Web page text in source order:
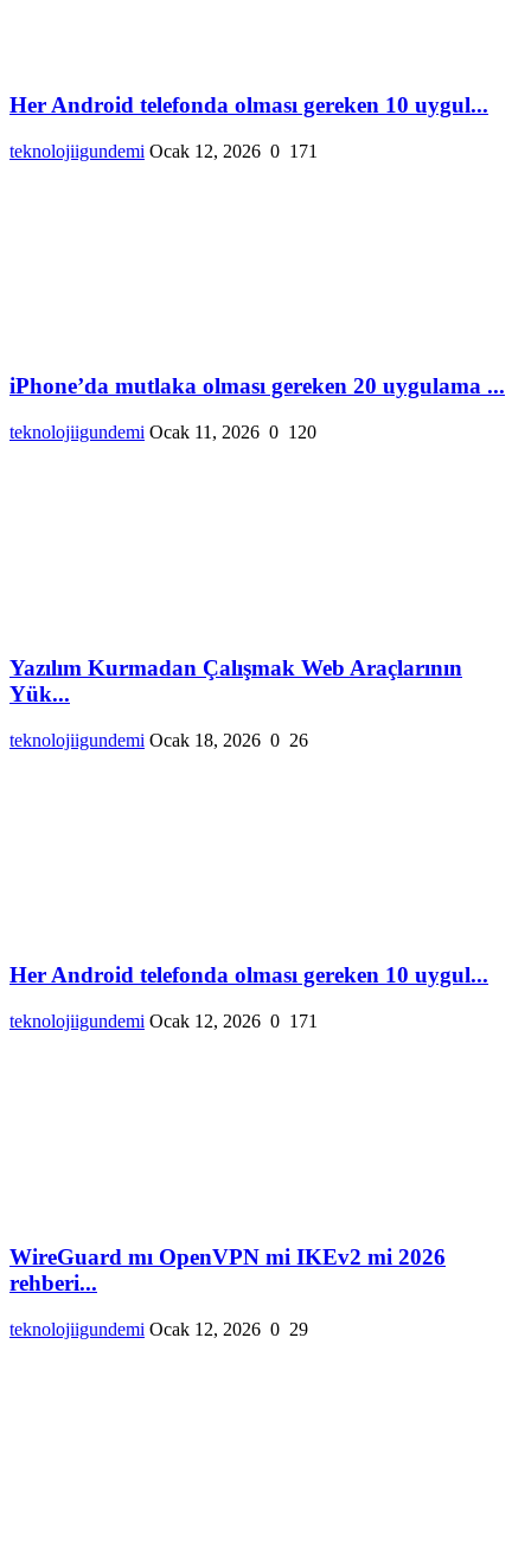
Her Android telefonda olması gereken 10 uygul...
teknolojiigundemi Ocak 12, 2026 0 171
iPhone’da mutlaka olması gereken 20 uygulama ...
teknolojiigundemi Ocak 11, 2026 0 120
Yazılım Kurmadan Çalışmak Web Araçlarının
Yük...
teknolojiigundemi Ocak 18, 2026 0 26
Her Android telefonda olması gereken 10 uygul...
teknolojiigundemi Ocak 12, 2026 0 171
WireGuard mı OpenVPN mi IKEv2 mi 2026
rehberi...
teknolojiigundemi Ocak 12, 2026 0 29